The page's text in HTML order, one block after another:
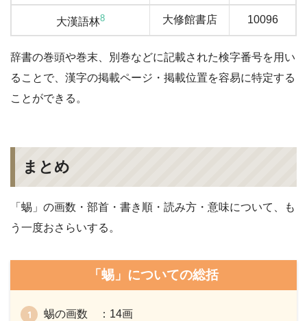
大漢語林8 大修館書店 10096
辞書の巻頭や巻末、別巻などに記載された検字番号を用い
ることで、漢字の掲載ページ・掲載位置を容易に特定する
ことができる。
まとめ
「蜴」の画数・部首・書き順・読み方・意味について、も
う一度おさらいする。
「蜴」についての総括
蜴の画数 ：14画